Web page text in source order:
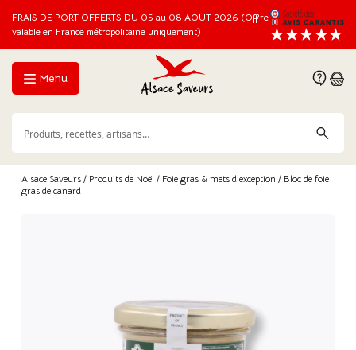
FRAIS DE PORT OFFERTS DU 05 au 08 AOUT 2026 (Offre
valable en France métropolitaine uniquement)
Menu
Alsace Saveurs / Produits de Noël / Foie gras & mets d’exception / Bloc de foie
gras de canard